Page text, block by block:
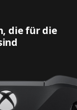
die für die